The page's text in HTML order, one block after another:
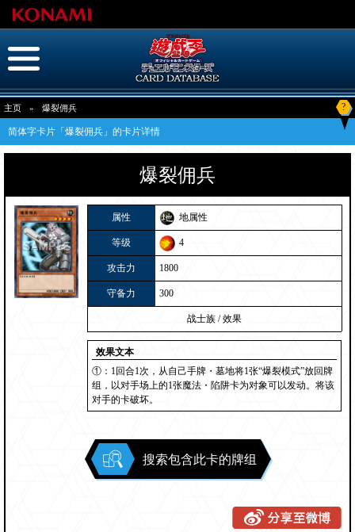
主页 » 爆裂佣兵 ?
简体字卡片「爆裂佣兵」的卡片详情
爆裂佣兵
属性 地属性
等级 4
攻击力 1800
守备力 300
战士族 / 效果
效果文本
①：1回合1次，从自己手牌・墓地将1张“爆裂模式”放回牌
组，以对手场上的1张魔法・陷阱卡为对象可以发动。将该
对手的卡破坏。
搜索包含此卡的牌组